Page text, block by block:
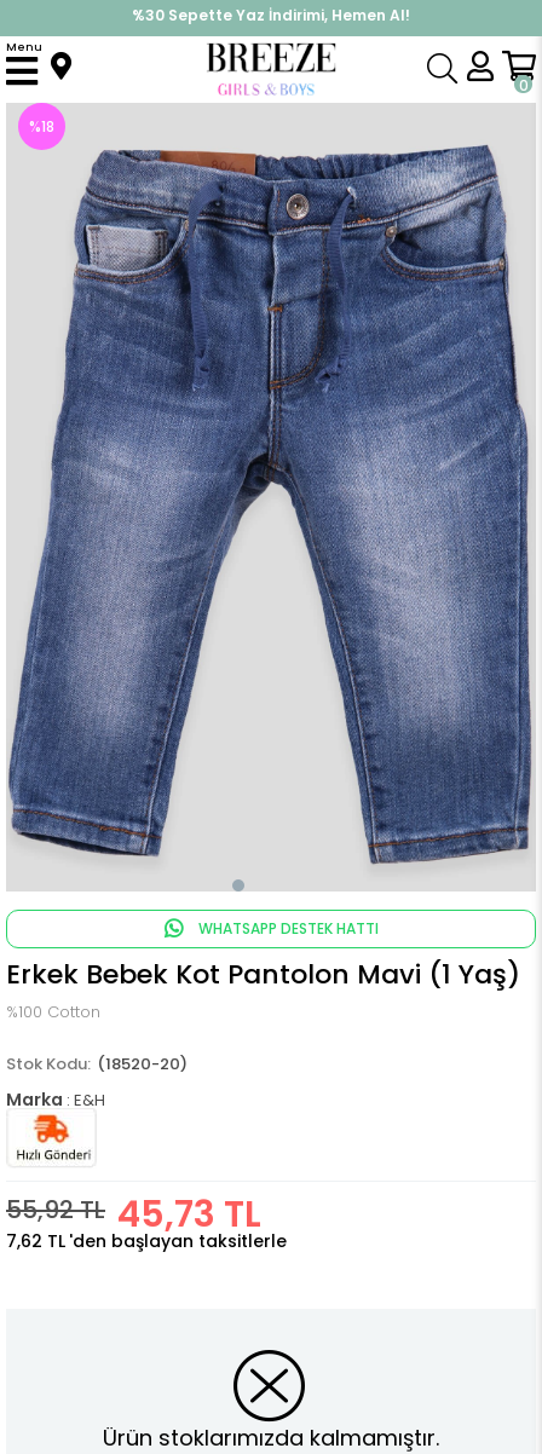
%30 Sepette Yaz İndirimi, Hemen Al!
İndirimlere ek %10 İndirimi Kap, Hemen Üye Ol!
0
Menu
Anasayfa Alt Giyim Pantolon Erkek Bebek Kot Pantolon Mavi (1 Yaş)
%18
WHATSAPP DESTEK HATTI
Erkek Bebek Kot Pantolon Mavi (1 Yaş)
%100 Cotton
(18520-20)
Marka : E&H
55,92 TL 45,73 TL
7,62 TL 'den başlayan taksitlerle
Ürün stoklarımızda kalmamıştır.